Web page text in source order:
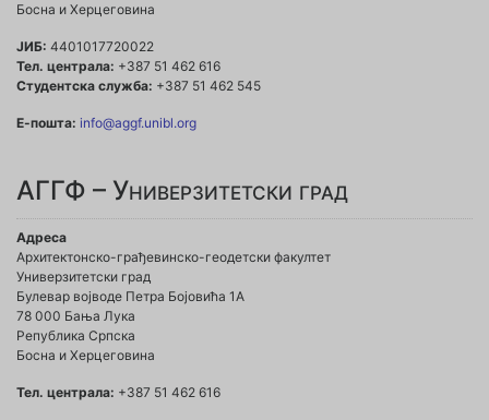
Босна и Херцеговина
ЈИБ: 4401017720022
Тел. централа: +387 51 462 616
Студентска служба: +387 51 462 545
Е-пошта: info@aggf.unibl.org
АГГФ – Универзитетски град
Адреса
Архитектонско-грађевинско-геодетски факултет
Универзитетски град
Булевар војводе Петра Бојовића 1A
78 000 Бања Лука
Република Српска
Босна и Херцеговина
Тел. централа: +387 51 462 616